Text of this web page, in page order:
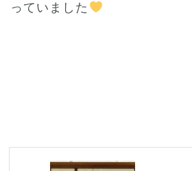
っていました